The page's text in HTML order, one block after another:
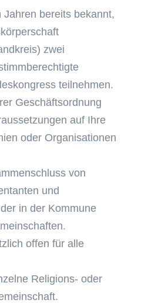
bereits bekannt,
zwei
teilnehmen.
Geschäftsordnung
auf Ihre
oder Organisationen
von
und
in der Kommune
offen für alle
Religions- oder